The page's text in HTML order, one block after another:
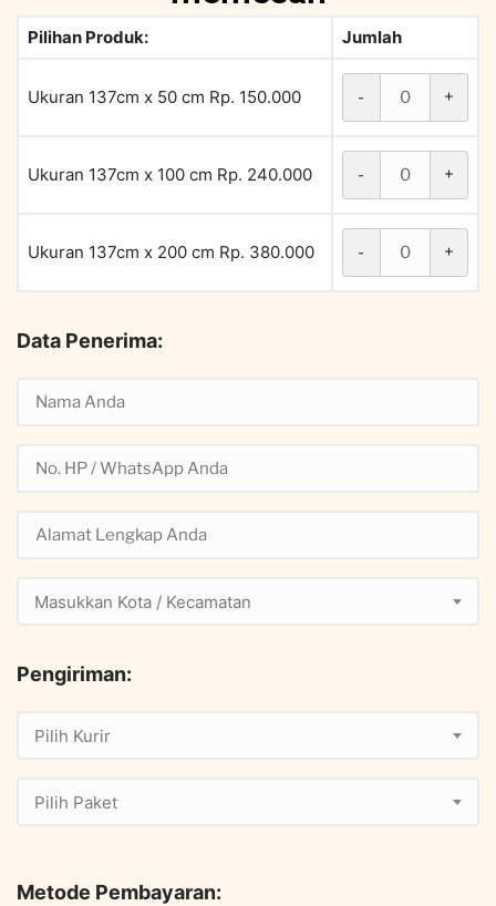
Pilihan Produk: Jumlah
Ukuran 137cm x 50 cm Rp. 150.000 - +
Ukuran 137cm x 100 cm Rp. 240.000 - +
Ukuran 137cm x 200 cm Rp. 380.000 - +
Data Penerima:
Masukkan Kota / Kecamatan
Pengiriman:
Pilih Kurir
Pilih Paket
Metode Pembayaran: